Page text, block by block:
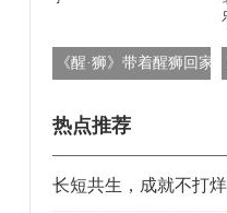
《醒·狮》带着醒狮回家
热点推荐
长短共生，成就不打